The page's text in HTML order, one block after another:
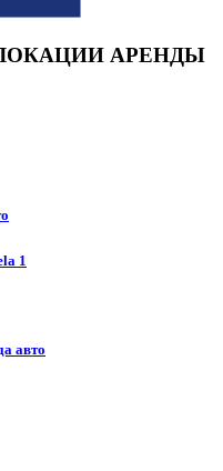
АРЕНДЫ
1
авто